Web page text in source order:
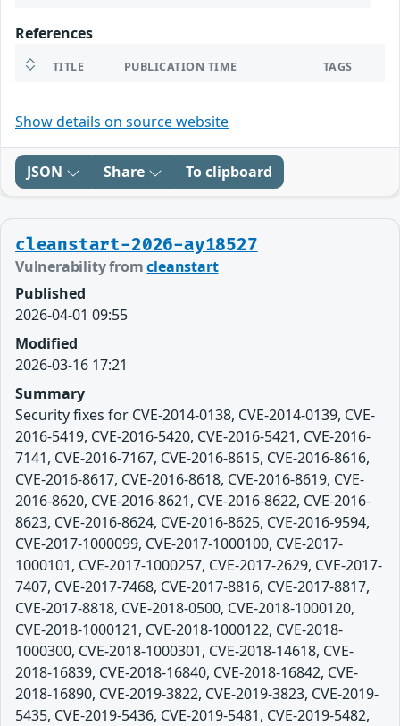
References
TITLE PUBLICATION TIME TAGS
Show details on source website
JSON Share To clipboard
cleanstart-2026-ay18527
Vulnerability fromcleanstart
Published
2026-04-01 09:55
Modified
2026-03-16 17:21
Summary
Security fixes for CVE-2014-0138, CVE-2014-0139, CVE-
2016-5419, CVE-2016-5420, CVE-2016-5421, CVE-2016-
7141, CVE-2016-7167, CVE-2016-8615, CVE-2016-8616,
CVE-2016-8617, CVE-2016-8618, CVE-2016-8619, CVE-
2016-8620, CVE-2016-8621, CVE-2016-8622, CVE-2016-
8623, CVE-2016-8624, CVE-2016-8625, CVE-2016-9594,
CVE-2017-1000099, CVE-2017-1000100, CVE-2017-
1000101, CVE-2017-1000257, CVE-2017-2629, CVE-2017-
7407, CVE-2017-7468, CVE-2017-8816, CVE-2017-8817,
CVE-2017-8818, CVE-2018-0500, CVE-2018-1000120,
CVE-2018-1000121, CVE-2018-1000122, CVE-2018-
1000300, CVE-2018-1000301, CVE-2018-14618, CVE-
2018-16839, CVE-2018-16840, CVE-2018-16842, CVE-
2018-16890, CVE-2019-3822, CVE-2019-3823, CVE-2019-
5435, CVE-2019-5436, CVE-2019-5481, CVE-2019-5482,